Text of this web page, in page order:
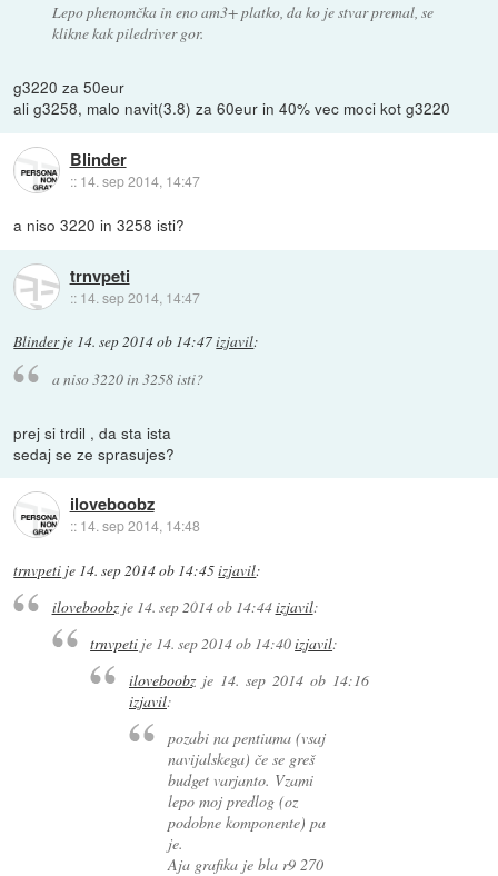
Lepo phenomčka in eno am3+ platko, da ko je stvar premal, se
klikne kak piledriver gor.
g3220 za 50eur
ali g3258, malo navit(3.8) za 60eur in 40% vec moci kot g3220
Blinder
:: 14. sep 2014, 14:47
a niso 3220 in 3258 isti?
trnvpeti
:: 14. sep 2014, 14:47
Blinderje 14. sep 2014 ob 14:47izjavil:
a niso 3220 in 3258 isti?
prej si trdil , da sta ista
sedaj se ze sprasujes?
iloveboobz
:: 14. sep 2014, 14:48
trnvpeti je 14. sep 2014 ob 14:45izjavil:
iloveboobzje 14. sep 2014 ob 14:44izjavil:
trnvpeti je 14. sep 2014 ob 14:40izjavil:
iloveboobzje 14. sep 2014 ob 14:16
izjavil:
pozabi na pentiuma (vsaj
navijalskega) če se greš
budget varjanto. Vzami
lepo moj predlog (oz
podobne komponente) pa
je.
Aja grafika je bla r9 270